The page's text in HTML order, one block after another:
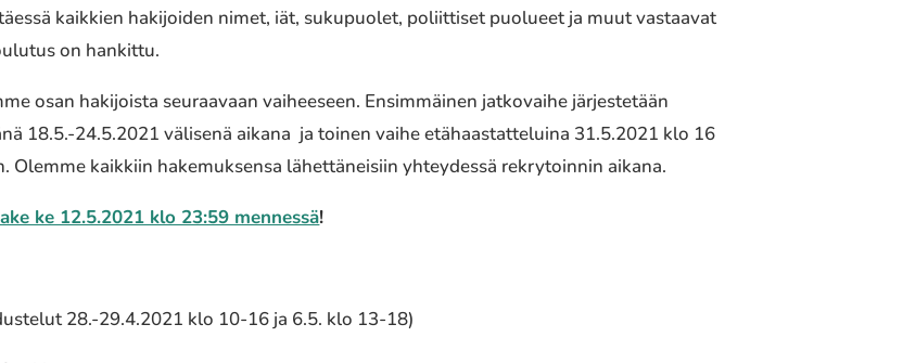
kaikkien hakijoiden nimet, iät, sukupuolet, poliittiset puolueet ja muut vastaavat
on hankittu.
osan hakijoista seuraavaan vaiheeseen. Ensimmäinen jatkovaihe järjestetään
18.5.-24.5.2021 välisenä aikana ja toinen vaihe etähaastatteluina 31.5.2021 klo 16
kaikkiin hakemuksensa lähettäneisiin yhteydessä rekrytoinnin aikana.
ke 12.5.2021 klo 23:59 mennessä!
28.-29.4.2021 klo 10-16 ja 6.5. klo 13-18)